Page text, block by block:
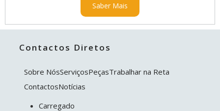
Saber Mais
Contactos Diretos
Sobre NósServiçosPeçasTrabalhar na Reta
ContactosNotícias
Carregado